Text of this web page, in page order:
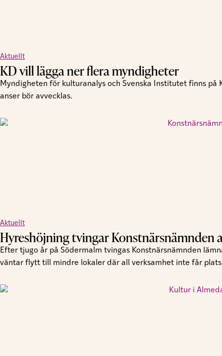
Aktuellt
KD vill lägga ner flera myndigheter
Myndigheten för kulturanalys och Svenska Institutet finns
anser bör avvecklas.
Aktuellt
Hyreshöjning tvingar Konstnärsnämnden
Efter tjugo år på Södermalm tvingas Konstnärsnämnden
väntar flytt till mindre lokaler där all verksamhet inte får